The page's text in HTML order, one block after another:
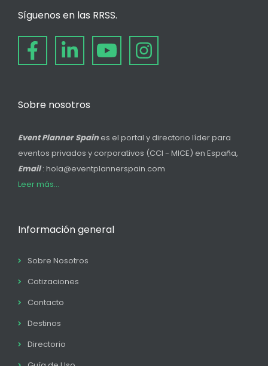
Síguenos en las RRSS.
Sobre nosotros
Event Planner Spain es el portal y directorio líder para
eventos privados y corporativos (CCI - MICE) en España,
Email: hola@eventplannerspain.com
Leer más...
Información general
Sobre Nosotros
Cotizaciones
Contacto
Destinos
Directorio